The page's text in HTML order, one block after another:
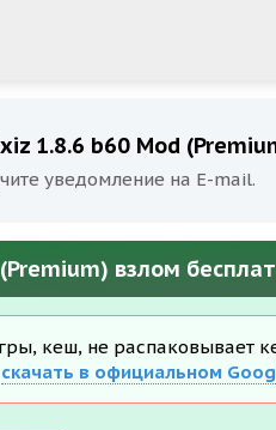
1.8.6 b60 Mod
уведомление на E-mail.
взлом
кеш, не распаковывает
скачать в официальном